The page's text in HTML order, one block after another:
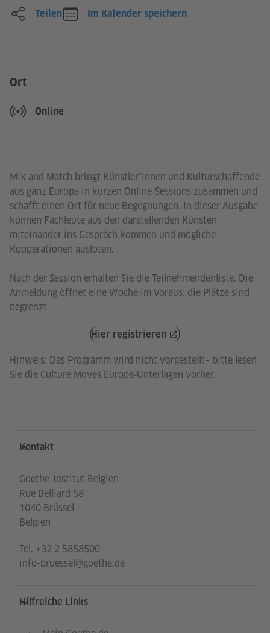
Mix and Match bringt Künstler*innen und Kulturschaffende
aus ganz Europa in kurzen Online‑Sessions zusammen und
schafft einen Ort für neue Begegnungen. In dieser Ausgabe
können Fachleute aus den darstellenden Künsten
miteinander ins Gespräch kommen und mögliche
Kooperationen ausloten.
Nach der Session erhalten Sie die Teilnehmendenliste. Die
Anmeldung öffnet eine Woche im Voraus; die Plätze sind
begrenzt.
Hier registrieren
Hinweis: Das Programm wird nicht vorgestellt– bitte lesen
Sie die Culture Moves Europe‑Unterlagen vorher.
Teilen Im Kalender speichern
Ort
Online
Service- und Informationsbereich
Kontakt
Goethe-Institut Belgien
Rue Belliard 58
1040 Brüssel
Belgien
Tel. +32 2 5858500
info-bruessel@goethe.de
Hilfreiche Links